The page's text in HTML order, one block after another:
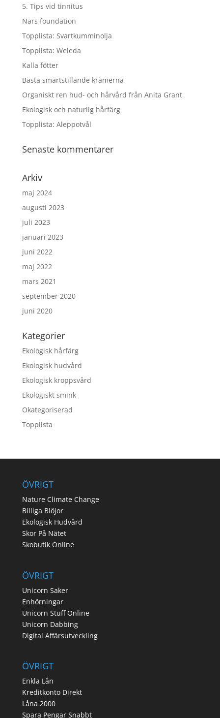
5. Tips vid tinnitus
Nars foundation
Topplista: Svartkumminolja
Topplista: Weleda
Kalla fötter
Bästa smärtstillande krämerna
Organiskt ren hud- och hårvård från Anita Grant
Ekologisk och naturlig hårfärg
Topplista: Aleppotvål
Senaste kommentarer
Arkiv
maj 2024
augusti 2023
juli 2023
januari 2023
juni 2022
maj 2022
mars 2021
september 2020
juni 2020
Kategorier
Ekologisk hårfärg
Ekologisk hudvård
Ekologisk kroppsvård
Ekologiskt smink
Okategoriserad
Topplista
ÖVRIGT
Nature Climate Change
Billiga Blöjor
Ekologisk Hudvård
Skor På Nätet
Skobutik Online
ÖVRIGT
Unicorn Saker
Enhörningar
Unicorn Stuff Online
Unicorn Dabbing
Digital Affärsutveckling
ÖVRIGT
Enkla Lån
Kreditkonto Direkt
Låna 2000
Spara Pengar Snabbt